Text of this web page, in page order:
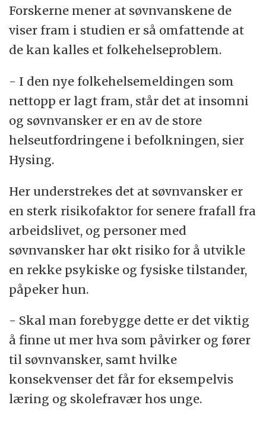
Forskerne mener at søvnvanskene de
viser fram i studien er så omfattende at
de kan kalles et folkehelseproblem.
- I den nye folkehelsemeldingen som
nettopp er lagt fram, står det at insomni
og søvnvansker er en av de store
helseutfordringene i befolkningen, sier
Hysing.
Her understrekes det at søvnvansker er
en sterk risikofaktor for senere frafall fra
arbeidslivet, og personer med
søvnvansker har økt risiko for å utvikle
en rekke psykiske og fysiske tilstander,
påpeker hun.
- Skal man forebygge dette er det viktig
å finne ut mer hva som påvirker og fører
til søvnvansker, samt hvilke
konsekvenser det får for eksempelvis
læring og skolefravær hos unge.